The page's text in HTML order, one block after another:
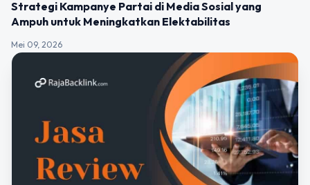
Strategi Kampanye Partai di Media Sosial yang
Ampuh untuk Meningkatkan Elektabilitas
Mei 09, 2026